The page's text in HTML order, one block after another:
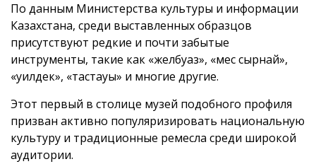
По данным Министерства культуры и информации
Казахстана, среди выставленных образцов
присутствуют редкие и почти забытые
инструменты, такие как «желбуаз», «мес сырнай»,
«уилдек», «тастауық» и многие другие.
Этот первый в столице музей подобного профиля
призван активно популяризировать национальную
культуру и традиционные ремесла среди широкой
аудитории.